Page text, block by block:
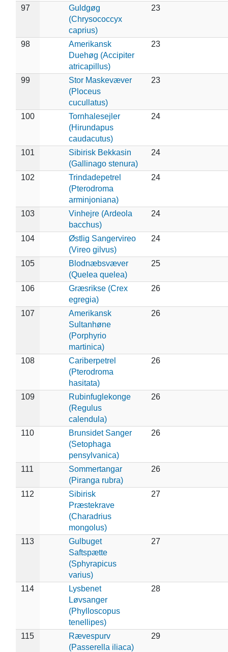
97
Guldgøg
(Chrysococcyx
caprius)
23
98
Amerikansk
Duehøg (Accipiter
atricapillus)
23
99
Stor Maskevæver
(Ploceus
cucullatus)
23
100
Tornhalesejler
(Hirundapus
caudacutus)
24
101
Sibirisk Bekkasin
(Gallinago stenura)
24
102
Trindadepetrel
(Pterodroma
arminjoniana)
24
103
Vinhejre (Ardeola
bacchus)
24
104
Østlig Sangervireo
(Vireo gilvus)
24
105
Blodnæbsvæver
(Quelea quelea)
25
106
Græsrikse (Crex
egregia)
26
107
Amerikansk
Sultanhøne
(Porphyrio
martinica)
26
108
Cariberpetrel
(Pterodroma
hasitata)
26
109
Rubinfuglekonge
(Regulus
calendula)
26
110
Brunsidet Sanger
(Setophaga
pensylvanica)
26
111
Sommertangar
(Piranga rubra)
26
112
Sibirisk
Præstekrave
(Charadrius
mongolus)
27
113
Gulbuget
Saftspætte
(Sphyrapicus
varius)
27
114
Lysbenet
Løvsanger
(Phylloscopus
tenellipes)
28
115
Rævespurv
(Passerella iliaca)
29